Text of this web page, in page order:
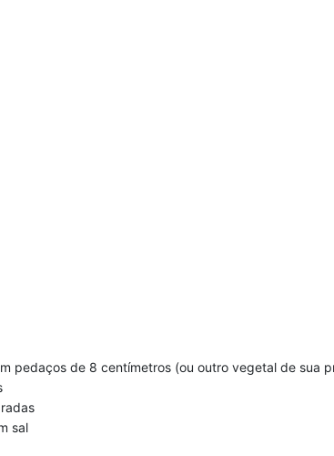
pedaços de 8 centímetros (ou outro vegetal de sua
sal